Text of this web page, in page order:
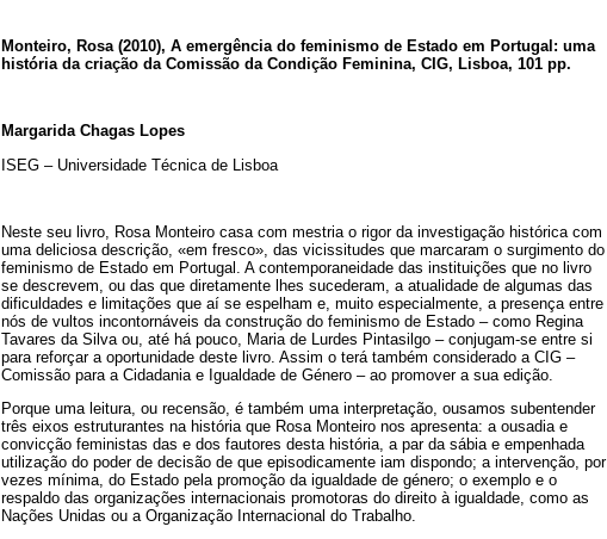
Monteiro, Rosa (2010), A emergência do feminismo de Estado em Portugal: uma
história da criação da Comissão da Condição Feminina, CIG, Lisboa, 101 pp.
Margarida Chagas Lopes
ISEG – Universidade Técnica de Lisboa
Neste seu livro, Rosa Monteiro casa com mestria o rigor da investigação histórica com
uma deliciosa descrição, «em fresco», das vicissitudes que marcaram o surgimento do
feminismo de Estado em Portugal. A contemporaneidade das instituições que no livro
se descrevem, ou das que diretamente lhes sucederam, a atualidade de algumas das
dificuldades e limitações que aí se espelham e, muito especialmente, a presença entre
nós de vultos incontornáveis da construção do feminismo de Estado – como Regina
Tavares da Silva ou, até há pouco, Maria de Lurdes Pintasilgo – conjugam-se entre si
para reforçar a oportunidade deste livro. Assim o terá também considerado a CIG –
Comissão para a Cidadania e Igualdade de Género – ao promover a sua edição.
Porque uma leitura, ou recensão, é também uma interpretação, ousamos subentender
três eixos estruturantes na história que Rosa Monteiro nos apresenta: a ousadia e
convicção feministas das e dos fautores desta história, a par da sábia e empenhada
utilização do poder de decisão de que episodicamente iam dispondo; a intervenção, por
vezes mínima, do Estado pela promoção da igualdade de género; o exemplo e o
respaldo das organizações internacionais promotoras do direito à igualdade, como as
Nações Unidas ou a Organização Internacional do Trabalho.